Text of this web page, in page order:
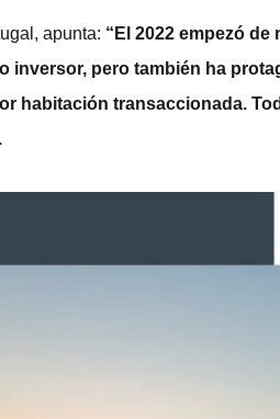
apunta: “El 2022 empezó
pero también ha
habitación transaccionada.